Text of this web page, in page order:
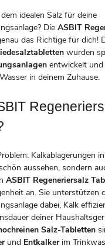
idealen Salz für deine
Die ASBIT
das Richtige für dich!
wurden
entwickelt und
in deinem Zuhause.
Kalkablagerungen
aussehen, sondern
ASBIT Regeneriersalz
an. Sie unterstützen
dabei, Kalk
deiner
Salz-Tabletten
und Entkalkerim